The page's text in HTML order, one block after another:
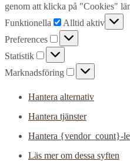
genom att klicka på "Cookies"
Funktionella
Funktionella
Alltid aktiv
Preferences
Preferences
Statistik
Statistik
Marknadsföring
Marknadsföring
Hantera alternativ
Hantera tjänster
Hantera {vendor_count}-
Läs mer om dessa syften